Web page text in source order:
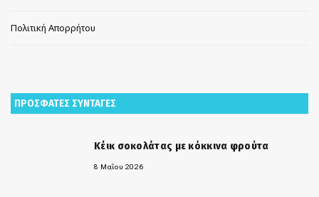
Πολιτική Απορρήτου
ΠΡΟΣΦΑΤΕΣ ΣΥΝΤΑΓΕΣ
Κέικ σοκολάτας με κόκκινα φρούτα
8 Μαΐου 2026